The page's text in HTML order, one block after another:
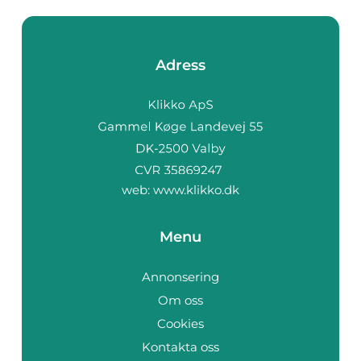
Adress
web: www.klikko.dk
Menu
Annonsering
Om oss
Cookies
Kontakta oss